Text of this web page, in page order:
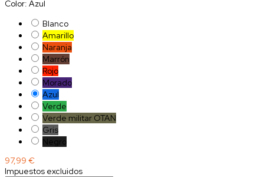
Color: Azul
Blanco
Amarillo
Naranja
Marrón
Rojo
Morado
Azul
Verde
Verde militar OTAN
Gris
Negro
97,99 €
Impuestos excluidos